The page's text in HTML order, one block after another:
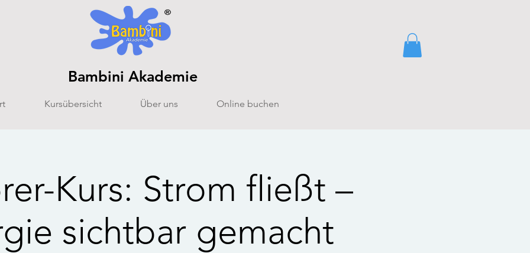
Bambini Akademie
Kursübersicht Über uns Online buchen
Kurs: Strom fließt –
sichtbar gemacht